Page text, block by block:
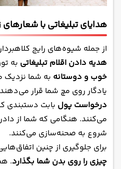
هدایای تبلیغاتی با شعارهای
از جمله شیوه‌های رایج
هدیه دادن اقلام تبلیغاتی به
خوب و دوستانه به شما نزدیک
یادگار روی مچ شما قرار
درخواست پول بابت دستبندی
می‌کنند. هنگامی که شما از
شروع به صحنه‌سازی می‌کنند.
برای جلوگیری از چنین
چیزی را روی بدن شما بگذارد.